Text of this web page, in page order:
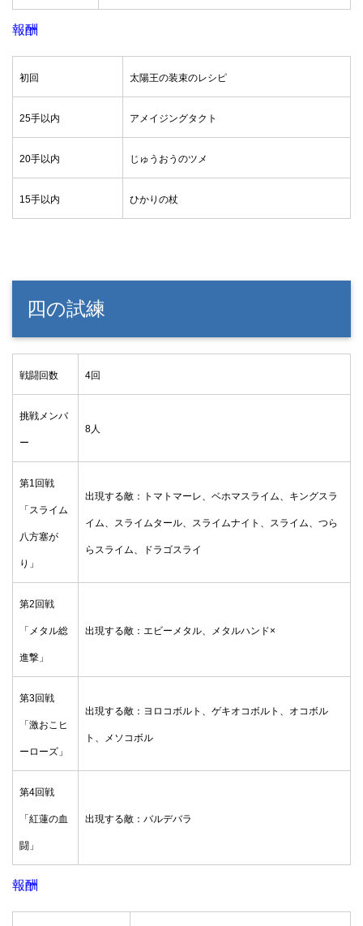
報酬
初回 太陽王の装束のレシピ
25手以内 アメイジングタクト
20手以内 じゅうおうのツメ
15手以内 ひかりの杖
四の試練
戦闘回数 4回
挑戦メンバ
ー
8人
第1回戦
「スライム
八方塞が
り」
出現する敵：トマトマーレ、ベホマスライム、キングスラ
イム、スライムタール、スライムナイト、スライム、つら
らスライム、ドラゴスライ
第2回戦
「メタル総
進撃」
出現する敵：エビーメタル、メタルハンド×
第3回戦
「激おこヒ
ーローズ」
出現する敵：ヨロコボルト、ゲキオコボルト、オコボル
ト、メソコボル
第4回戦
「紅蓮の血
闘」
出現する敵：バルデバラ
報酬